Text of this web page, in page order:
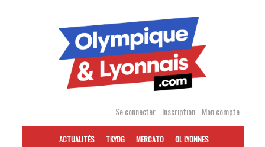
Se connecter Inscription Mon compte
ACTUALITÉS TKYDG MERCATO OL LYONNES